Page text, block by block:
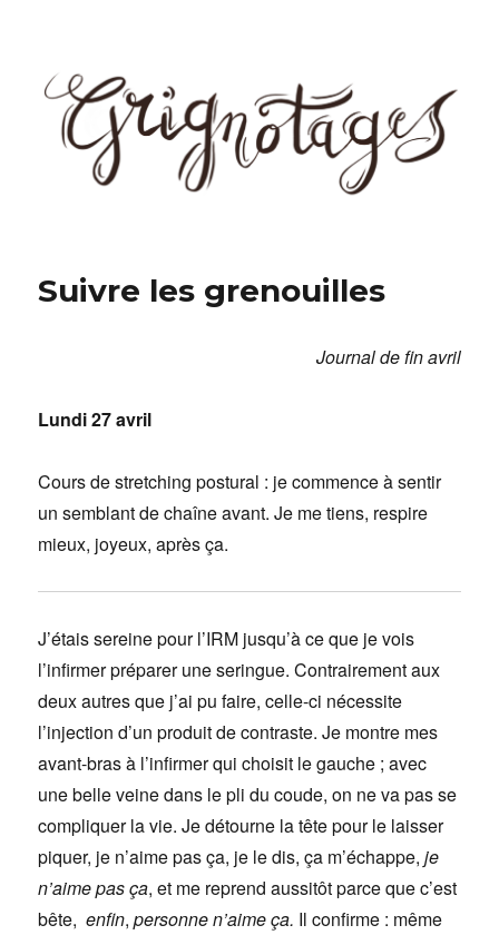
Suivre les grenouilles
Journal de fin avril
Lundi 27 avril
Cours de stretching postural : je commence à sentir
un semblant de chaîne avant. Je me tiens, respire
mieux, joyeux, après ça.
J’étais sereine pour l’IRM jusqu’à ce que je vois
l’infirmer préparer une seringue. Contrairement aux
deux autres que j’ai pu faire, celle-ci nécessite
l’injection d’un produit de contraste. Je montre mes
avant-bras à l’infirmer qui choisit le gauche ; avec
une belle veine dans le pli du coude, on ne va pas se
compliquer la vie. Je détourne la tête pour le laisser
piquer, je n’aime pas ça, je le dis, ça m’échappe,je
n’aime pas ça, et me reprend aussitôt parce que c’est
bête,enfin, personne n’aime ça. Il confirme : même